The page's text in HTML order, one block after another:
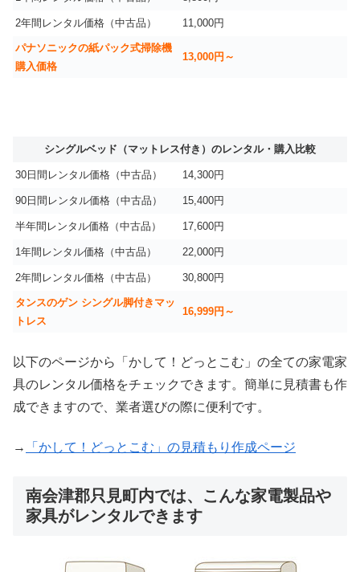
2年間レンタル価格（中古品） 11,000円
パナソニックの紙パック式掃除機
購入価格
13,000円～
シングルベッド（マットレス付き）のレンタル・購入比較
30日間レンタル価格（中古品） 14,300円
90日間レンタル価格（中古品） 15,400円
半年間レンタル価格（中古品） 17,600円
1年間レンタル価格（中古品） 22,000円
2年間レンタル価格（中古品） 30,800円
タンスのゲン シングル脚付きマッ
トレス
16,999円～
以下のページから「かして！どっとこむ」の全ての家電家
具のレンタル価格をチェックできます。簡単に見積書も作
成できますので、業者選びの際に便利です。
→ 「かして！どっとこむ」の見積もり作成ページ
南会津郡只見町内では、こんな家電製品や
家具がレンタルできます